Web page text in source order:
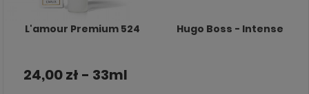
L'amour Premium 524 Hugo Boss - Intense
24,00 zł - 33ml